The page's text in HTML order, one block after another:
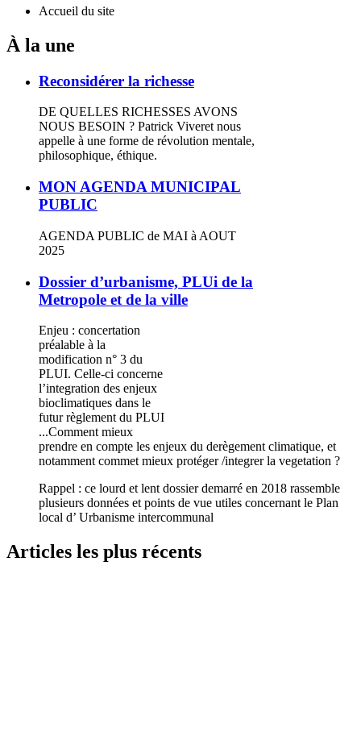
Accueil du site
À la une
Reconsidérer la richesse
DE QUELLES RICHESSES AVONS
NOUS BESOIN ? Patrick Viveret nous
appelle à une forme de révolution mentale,
philosophique, éthique.
MON AGENDA MUNICIPAL
PUBLIC
AGENDA PUBLIC de MAI à AOUT
2025
Dossier d’urbanisme, PLUi de la
Metropole et de la ville
Enjeu : concertation
préalable à la
modification n° 3 du
PLUI. Celle-ci concerne
l’integration des enjeux
bioclimatiques dans le
futur règlement du PLUI
...Comment mieux
prendre en compte les enjeux du derègement climatique, et
notamment commet mieux protéger /integrer la vegetation ?
Rappel : ce lourd et lent dossier demarré en 2018 rassemble
plusieurs données et points de vue utiles concernant le Plan
local d’ Urbanisme intercommunal
Articles les plus récents